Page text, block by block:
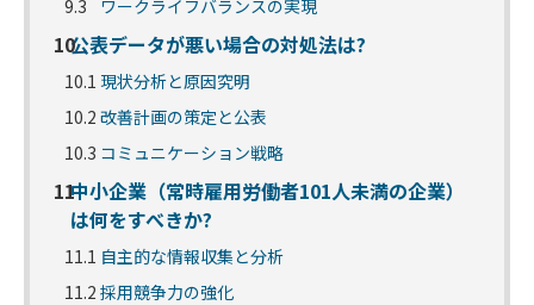
9.3
ワークライフバランスの実現
10公表データが悪い場合の対処法は?
10.1 現状分析と原因究明
10.2 改善計画の策定と公表
10.3 コミュニケーション戦略
11中小企業（常時雇用労働者101人未満の企業）
は何をすべきか?
11.1 自主的な情報収集と分析
11.2 採用競争力の強化